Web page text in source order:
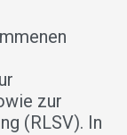
zur
(RLSV). In